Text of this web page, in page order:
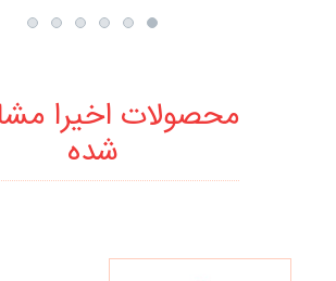
محصولات اخیرا
شده